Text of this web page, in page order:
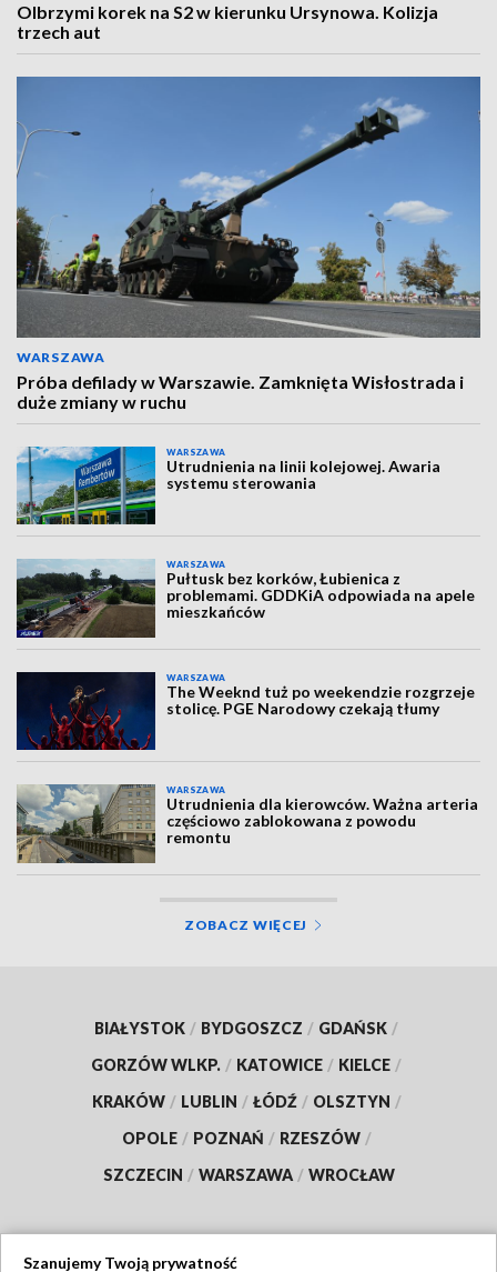
Olbrzymi korek na S2 w kierunku Ursynowa. Kolizja
trzech aut
WARSZAWA
Próba defilady w Warszawie. Zamknięta Wisłostrada i
duże zmiany w ruchu
WARSZAWA
Utrudnienia na linii kolejowej. Awaria
systemu sterowania
WARSZAWA
Pułtusk bez korków, Łubienica z
problemami. GDDKiA odpowiada na apele
mieszkańców
WARSZAWA
The Weeknd tuż po weekendzie rozgrzeje
stolicę. PGE Narodowy czekają tłumy
WARSZAWA
Utrudnienia dla kierowców. Ważna arteria
częściowo zablokowana z powodu
remontu
ZOBACZ WIĘCEJ
BIAŁYSTOK / BYDGOSZCZ / GDAŃSK /
GORZÓW WLKP. / KATOWICE / KIELCE /
KRAKÓW / LUBLIN / ŁÓDŹ / OLSZTYN /
OPOLE / POZNAŃ / RZESZÓW /
SZCZECIN / WARSZAWA / WROCŁAW
Szanujemy Twoją prywatność